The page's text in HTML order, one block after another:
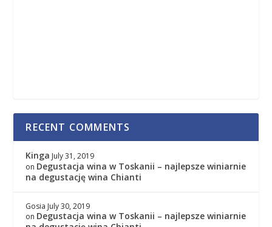
RECENT COMMENTS
Kinga July 31, 2019
on Degustacja wina w Toskanii – najlepsze winiarnie
na degustację wina Chianti
Gosia July 30, 2019
on Degustacja wina w Toskanii – najlepsze winiarnie